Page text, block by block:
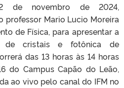
de novembro de 2024,
professor Mario Lucio Moreira
de Física, para apresentar a
de cristais e fotônica de
das 13 horas às 14 horas
do Campus Capão do Leão,
ao vivo pelo canal do IFM no